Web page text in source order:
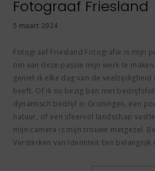
Fotograaf Friesland
5 maart 2024
Fotograaf Friesland Fotografie is mijn
om van deze passie mijn werk te
geniet ik elke dag van de
heeft. Of ik nu bezig ben met
dynamisch bedrijf in Groningen, een
natuur, of een sfeervol landschap
mijn camera is mijn trouwe metgezel.
Versterken van Identiteit Een belangrijk